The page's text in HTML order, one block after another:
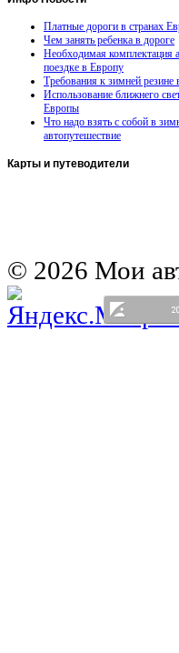
Платные дороги в странах
Чем занять ребенка в дороге
Необходимая комплектация
поездке в Европу
Требования к зимней резине
Использование ближнего
Европы
Что надо взять с собой в
автопутешествие
Карты и путеводители
© 2026 Мои